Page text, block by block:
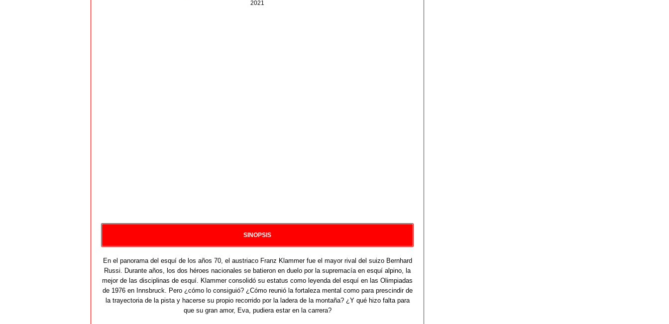
SINOPSIS
En el panorama del esquí de los años 70, el austriaco Franz Klammer fue el mayor rival del suizo Bernhard
Russi. Durante años, los dos héroes nacionales se batieron en duelo por la supremacía en esquí alpino, la
mejor de las disciplinas de esquí. Klammer consolidó su estatus como leyenda del esquí en las Olimpiadas
de 1976 en Innsbruck. Pero ¿cómo lo consiguió? ¿Cómo reunió la fortaleza mental como para prescindir de
la trayectoria de la pista y hacerse su propio recorrido por la ladera de la montaña? ¿Y qué hizo falta para
que su gran amor, Eva, pudiera estar en la carrera?